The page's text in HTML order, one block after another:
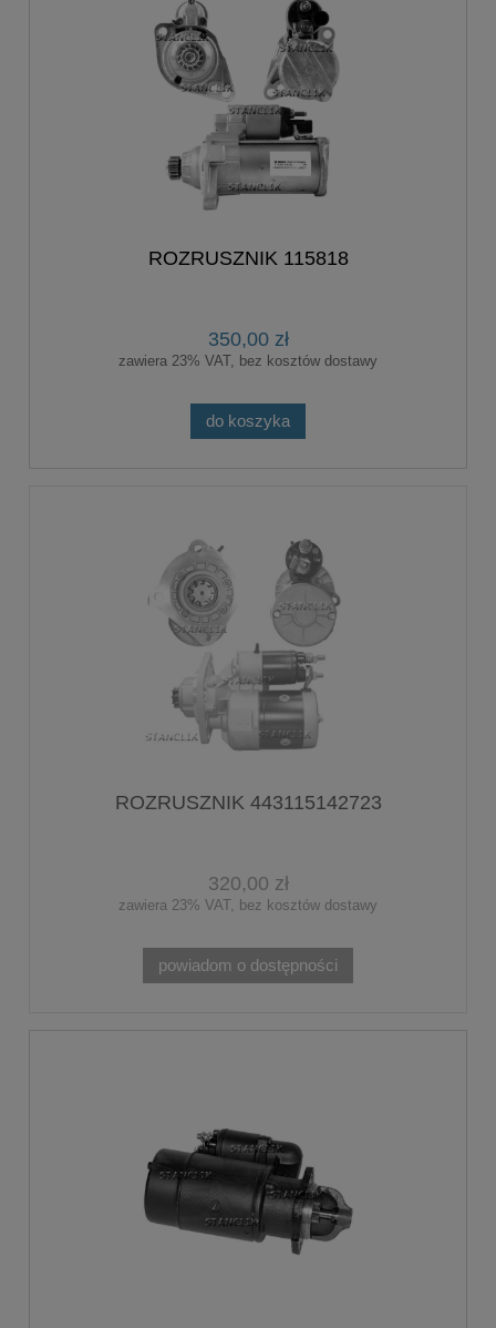
ROZRUSZNIK 115818
350,00 zł
zawiera 23% VAT, bez kosztów dostawy
do koszyka
ROZRUSZNIK 443115142723
320,00 zł
zawiera 23% VAT, bez kosztów dostawy
powiadom o dostępności